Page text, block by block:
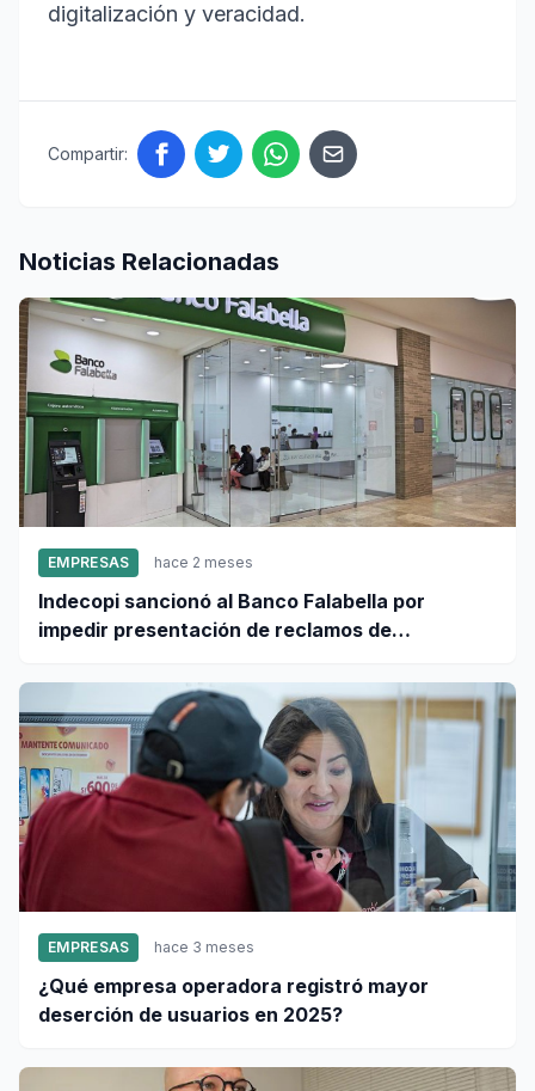
digitalización y veracidad.
Compartir:
Noticias Relacionadas
EMPRESAS hace 2 meses
Indecopi sancionó al Banco Falabella por
impedir presentación de reclamos de
EMPRESAS hace 3 meses
¿Qué empresa operadora registró mayor
deserción de usuarios en 2025?